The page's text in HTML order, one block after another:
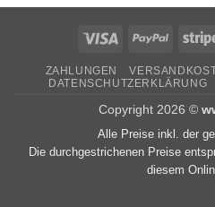
Visa PayPal
ZAHLUNGEN
DATENSCHUTZERKLÄRUNG
Copyright 2026 ©
Alle Preise inkl. der
Die durchgestrichenen Preise
diesem